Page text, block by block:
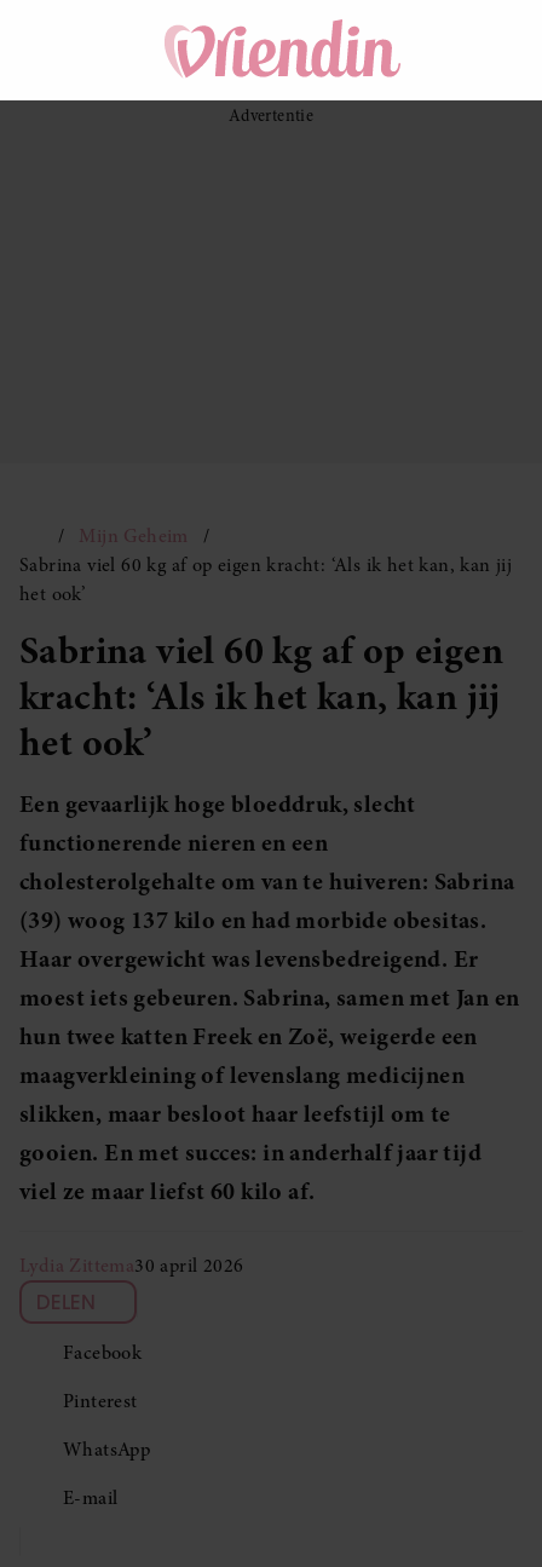
Mijn Geheim
Sabrina viel 60 kg af op eigen kracht: ‘Als ik het kan, kan jij
het ook’
Sabrina viel 60 kg af op eigen
kracht: ‘Als ik het kan, kan jij
het ook’
Een gevaarlijk hoge bloeddruk, slecht
functionerende nieren en een
cholesterolgehalte om van te huiveren: Sabrina
(39) woog 137 kilo en had morbide obesitas.
Haar overgewicht was levensbedreigend. Er
moest iets gebeuren. Sabrina, samen met Jan en
hun twee katten Freek en Zoë, weigerde een
maagverkleining of levenslang medicijnen
slikken, maar besloot haar leefstijl om te
gooien. En met succes: in anderhalf jaar tijd
viel ze maar liefst 60 kilo af.
Lydia Zittema30 april 2026
DELEN
Facebook
Pinterest
WhatsApp
E-mail